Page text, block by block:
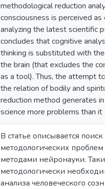
methodological reduction
consciousness is perceived as
analyzing the latest scientific
concludes that cognitive
thinking is substituted with the
the brain (that excludes the
as a tool). Thus, the attempt to
the relation of bodily and
reduction method generates in
science more problems than it
В статье описывается поиск
методологических проблем
методами нейронауки.
методологически
анализа человеческого